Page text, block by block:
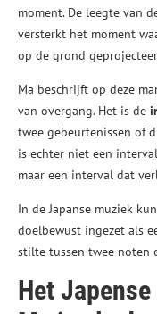
moment. De leegte van
versterkt het moment
op de grond
Ma beschrijft op deze
van overgang. Het is de
twee gebeurtenissen of
is echter niet een
maar een interval dat
In de Japanse muziek
doelbewust ingezet als
stilte tussen twee noten
Het